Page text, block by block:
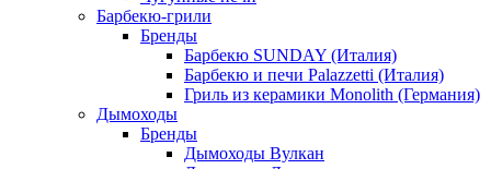
Барбекю-грили
Бренды
Барбекю SUNDAY (Италия)
Барбекю и печи Palazzetti (Италия)
Гриль из керамики Monolith (Германия)
Дымоходы
Бренды
Дымоходы Вулкан